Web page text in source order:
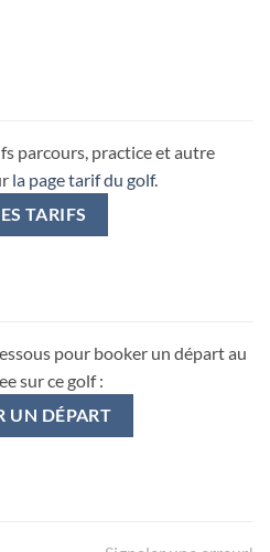
parcours, practice et autre
la page tarif du golf.
TARIFS
pour booker un départ au
sur ce golf :
UN DÉPART